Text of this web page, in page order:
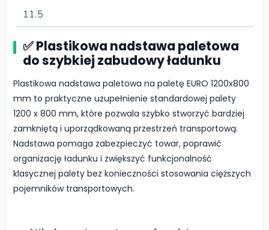
11.5
✅ Plastikowa nadstawa paletowa
do szybkiej zabudowy ładunku
Plastikowa nadstawa paletowa na paletę EURO 1200x800
mm to praktyczne uzupełnienie standardowej palety
1200 x 800 mm, które pozwala szybko stworzyć bardziej
zamkniętą i uporządkowaną przestrzeń transportową.
Nadstawa pomaga zabezpieczyć towar, poprawić
organizację ładunku i zwiększyć funkcjonalność
klasycznej palety bez konieczności stosowania cięższych
pojemników transportowych.